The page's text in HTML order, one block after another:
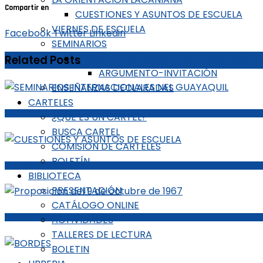
CUESTIONES Y ASUNTOS DE ESCUELA
VIERNES DE ESCUELA
SEMINARIOS
SEMINARIO INTERNACIONAL CON SILVIA
ARGUMENTO-INVITACIÓN
ENSEÑANZAS DECLARADAS
CARTELES
¿QUÉ ES UN CARTEL?
BUSCA CARTEL
COMISIÓN DE CARTELES
BOLETÍN
BIBLIOTECA
PRESENTACIÓN
CATÁLOGO ONLINE
ACTIVIDADES
TALLERES DE LECTURA
BOLETIN
Compartir en
FacebookTwitterLinkedin
Related Posts
CUESTIONES Y ASUNTOS DE ESCUELA
Proposición del 9 de octubre de 1967